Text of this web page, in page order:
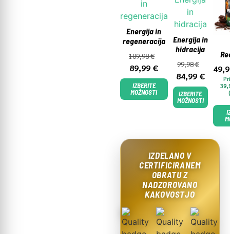
Energija in
regeneracija
109,98€
89,99 €
IZBERITE
MOŽNOSTI
Energija in
hidracija
99,98€
84,99 €
IZBERITE
MOŽNOSTI
IZDELANO V
CERTIFICIRANEM
OBRATU Z
NADZOROVANO
KAKOVOSTJO